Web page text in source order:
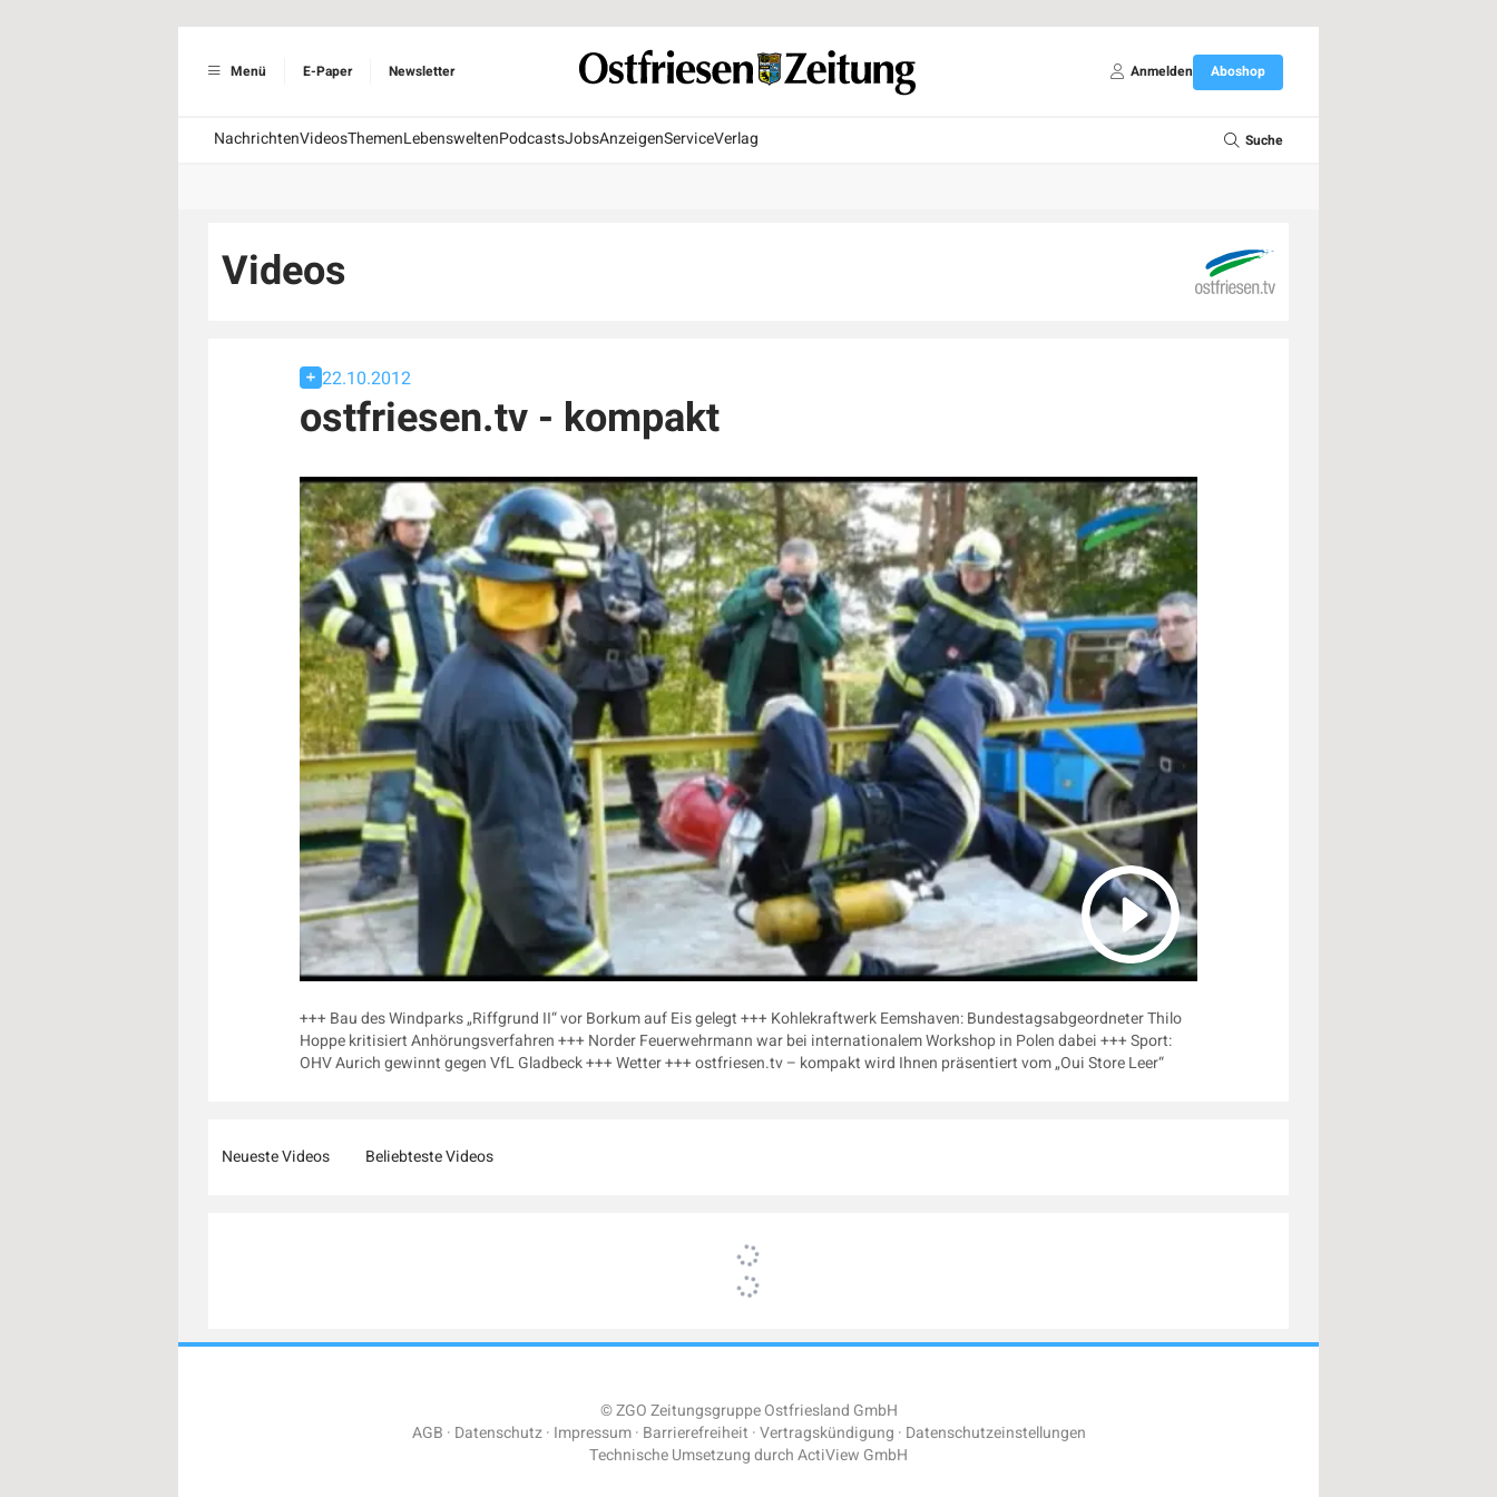
Menü E-Paper Newsletter Anmelden Aboshop
NachrichtenVideosThemenLebensweltenPodcastsJobsAnzeigenServiceVerlag Suche
Videos
22.10.2012
ostfriesen.tv - kompakt
+++ Bau des Windparks „Riffgrund II“ vor Borkum auf Eis gelegt +++ Kohlekraftwerk Eemshaven: Bundestagsabgeordneter Thilo
Hoppe kritisiert Anhörungsverfahren +++ Norder Feuerwehrmann war bei internationalem Workshop in Polen dabei +++ Sport:
OHV Aurich gewinnt gegen VfL Gladbeck +++ Wetter +++ ostfriesen.tv – kompakt wird Ihnen präsentiert vom „Oui Store Leer“
Neueste Videos Beliebteste Videos
© ZGO Zeitungsgruppe Ostfriesland GmbH
AGB Datenschutz Impressum Barrierefreiheit Vertragskündigung Datenschutzeinstellungen
Technische Umsetzung durchActiView GmbH